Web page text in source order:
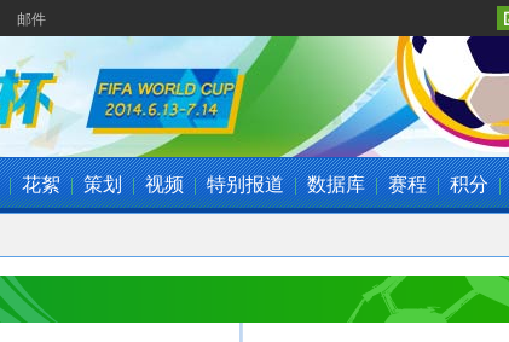
邮件
| 花絮 | 策划 | 视频 | 特别报道 | 数据库 | 赛程 | 积分 |